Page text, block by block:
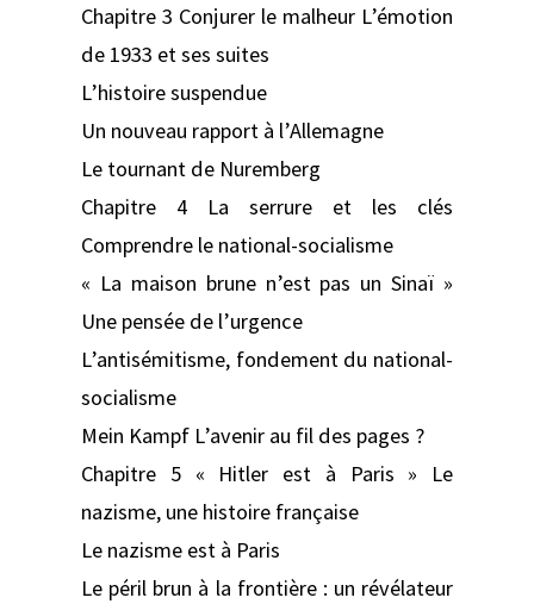
Chapitre 3 Conjurer le malheur L’émotion
de 1933 et ses suites
L’histoire suspendue
Un nouveau rapport à l’Allemagne
Le tournant de Nuremberg
Chapitre 4 La serrure et les clés
Comprendre le national-socialisme
« La maison brune n’est pas un Sinaï »
Une pensée de l’urgence
L’antisémitisme, fondement du national-
socialisme
Mein Kampf L’avenir au fil des pages ?
Chapitre 5 « Hitler est à Paris » Le
nazisme, une histoire française
Le nazisme est à Paris
Le péril brun à la frontière : un révélateur